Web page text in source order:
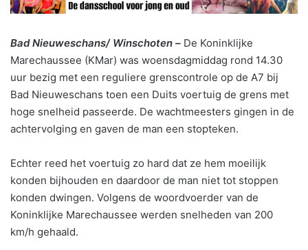
Bad Nieuweschans/ Winschoten – De Koninklijke
Marechaussee (KMar) was woensdagmiddag rond 14.30
uur bezig met een reguliere grenscontrole op de A7 bij
Bad Nieuweschans toen een Duits voertuig de grens met
hoge snelheid passeerde. De wachtmeesters gingen in de
achtervolging en gaven de man een stopteken.
Echter reed het voertuig zo hard dat ze hem moeilijk
konden bijhouden en daardoor de man niet tot stoppen
konden dwingen. Volgens de woordvoerder van de
Koninklijke Marechaussee werden snelheden van 200
km/h gehaald.